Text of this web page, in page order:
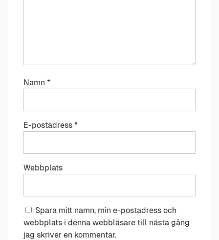
Namn *
E-postadress *
Webbplats
Spara mitt namn, min e-postadress och
webbplats i denna webbläsare till nästa gång
jag skriver en kommentar.